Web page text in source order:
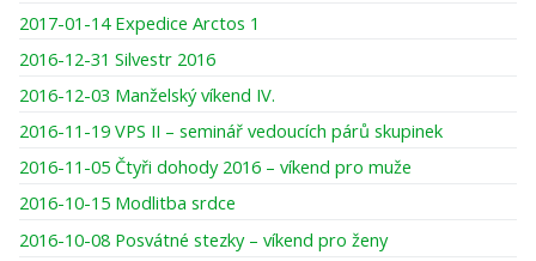
2017-01-14 Expedice Arctos 1
2016-12-31 Silvestr 2016
2016-12-03 Manželský víkend IV.
2016-11-19 VPS II – seminář vedoucích párů skupinek
2016-11-05 Čtyři dohody 2016 – víkend pro muže
2016-10-15 Modlitba srdce
2016-10-08 Posvátné stezky – víkend pro ženy